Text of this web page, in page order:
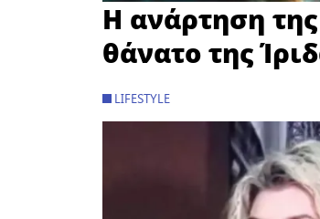
Η ανάρτηση της
θάνατο της
LIFESTYLE